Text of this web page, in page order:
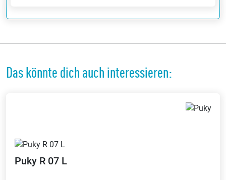
Das könnte dich auch interessieren:
Puky R 07 L